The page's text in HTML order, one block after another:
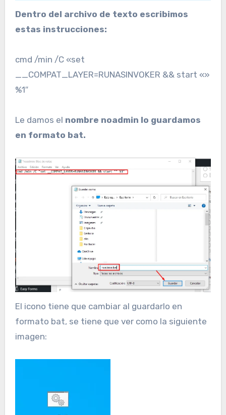
Dentro del archivo de texto escribimos
estas instrucciones:
cmd /min /C «set
__COMPAT_LAYER=RUNASINVOKER && start «»
%1″
Le damos el nombre noadmin lo guardamos
en formato bat.
El icono tiene que cambiar al guardarlo en
formato bat, se tiene que ver como la siguiente
imagen: